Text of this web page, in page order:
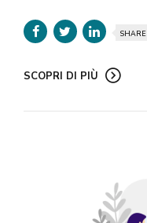
SHARE
SCOPRI DI PIÙ